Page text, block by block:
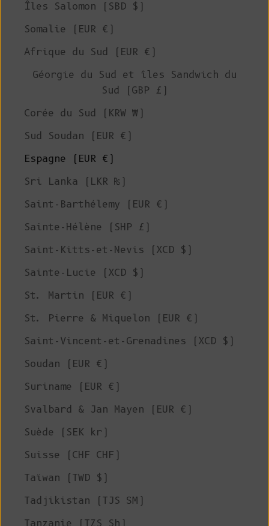
Îles Salomon (SBD $)
Somalie (EUR €)
Afrique du Sud (EUR €)
Géorgie du Sud et îles Sandwich du
Sud (GBP £)
Corée du Sud (KRW ₩)
Sud Soudan (EUR €)
Espagne (EUR €)
Sri Lanka (LKR ₨)
Saint-Barthélemy (EUR €)
Sainte-Hélène (SHP £)
Saint-Kitts-et-Nevis (XCD $)
Sainte-Lucie (XCD $)
St. Martin (EUR €)
St. Pierre & Miquelon (EUR €)
Saint-Vincent-et-Grenadines (XCD $)
Soudan (EUR €)
Suriname (EUR €)
Svalbard & Jan Mayen (EUR €)
Suède (SEK kr)
Suisse (CHF CHF)
Taïwan (TWD $)
Tadjikistan (TJS ЅМ)
Tanzanie (TZS Sh)